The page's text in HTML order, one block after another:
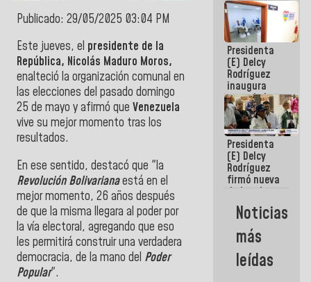
Publicado: 29/05/2025 03:04 PM
Este jueves, el presidente de la
República, Nicolás Maduro Moros,
enalteció la organización comunal en
las elecciones del pasado domingo
25 de mayo y afirmó que Venezuela
vive su mejor momento tras los
resultados.
En ese sentido, destacó que "la
Revolución Bolivarianaestá en el
mejor momento, 26 años después
de que la misma llegara al poder por
la vía electoral, agregando que eso
les permitirá construir una verdadera
democracia, de la mano del Poder
Popular".
gobernadores
y alcaldes a
edificar
casas para
abuelos
Presidenta
(E) Delcy
Rodríguez
inaugura
casa de los
Abuelos
Primavera
en Caracas
Presidenta
(E) Delcy
Rodríguez
firmó nueva
de Ley de
Arrendamiento
aprobada
por la AN
Noticias
más
leídas